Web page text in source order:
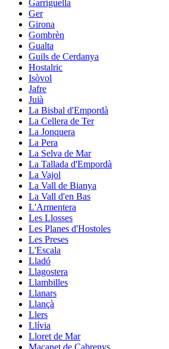
Garriguella
Ger
Girona
Gombrèn
Gualta
Guils de Cerdanya
Hostalric
Isòvol
Jafre
Juià
La Bisbal d'Empordà
La Cellera de Ter
La Jonquera
La Pera
La Selva de Mar
La Tallada d'Empordà
La Vajol
La Vall de Bianya
La Vall d'en Bas
L'Armentera
Les Llosses
Les Planes d'Hostoles
Les Preses
L'Escala
Lladó
Llagostera
Llambilles
Llanars
Llançà
Llers
Llívia
Lloret de Mar
Maçanet de Cabrenys